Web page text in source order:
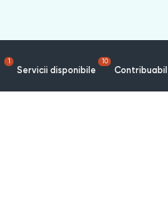
1
Servicii disponibile
10